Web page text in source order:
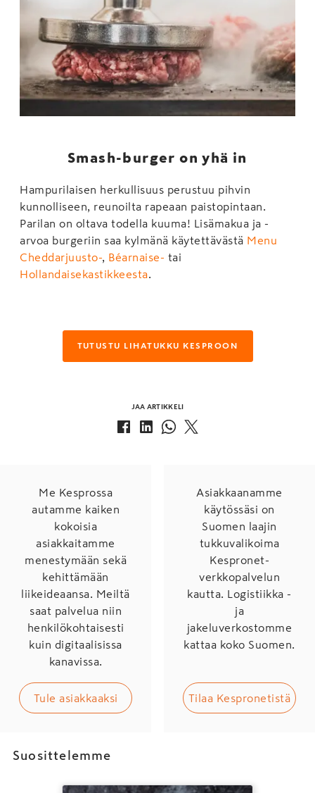
Smash-burger on yhä in
Hampurilaisen herkullisuus perustuu pihvin
kunnolliseen, reunoilta rapeaan paistopintaan.
Parilan on oltava todella kuuma! Lisämakua ja -
arvoa burgeriin saa kylmänä käytettävästä Menu
Cheddarjuusto-
Béarnaise- tai
Hollandaisekastikkeesta
TUTUSTU LIHATUKKU KESPROON
JAA ARTIKKELI
Me Kesprossa
autamme kaiken
kokoisia
asiakkaitamme
menestymään sekä
kehittämään
liikeideaansa. Meiltä
saat palvelua niin
henkilökohtaisesti
kuin digitaalisissa
kanavissa.
Tule asiakkaaksi
Asiakkaanamme
käytössäsi on
Suomen laajin
tukkuvalikoima
Kespronet-
verkkopalvelun
kautta. Logistiikka -
ja
jakeluverkostomme
kattaa koko Suomen.
Tilaa Kespronetistä
Suosittelemme